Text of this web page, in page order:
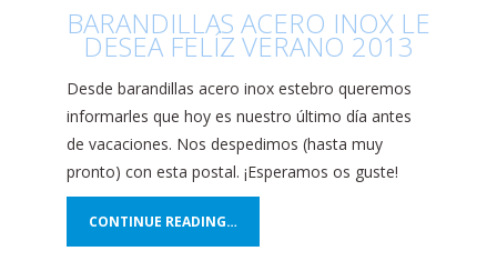
BARANDILLAS ACERO INOX LE
DESEA FELÍZ VERANO 2013
Desde barandillas acero inox estebro queremos
informarles que hoy es nuestro último día antes
de vacaciones. Nos despedimos (hasta muy
pronto) con esta postal. ¡Esperamos os guste!
CONTINUE READING…